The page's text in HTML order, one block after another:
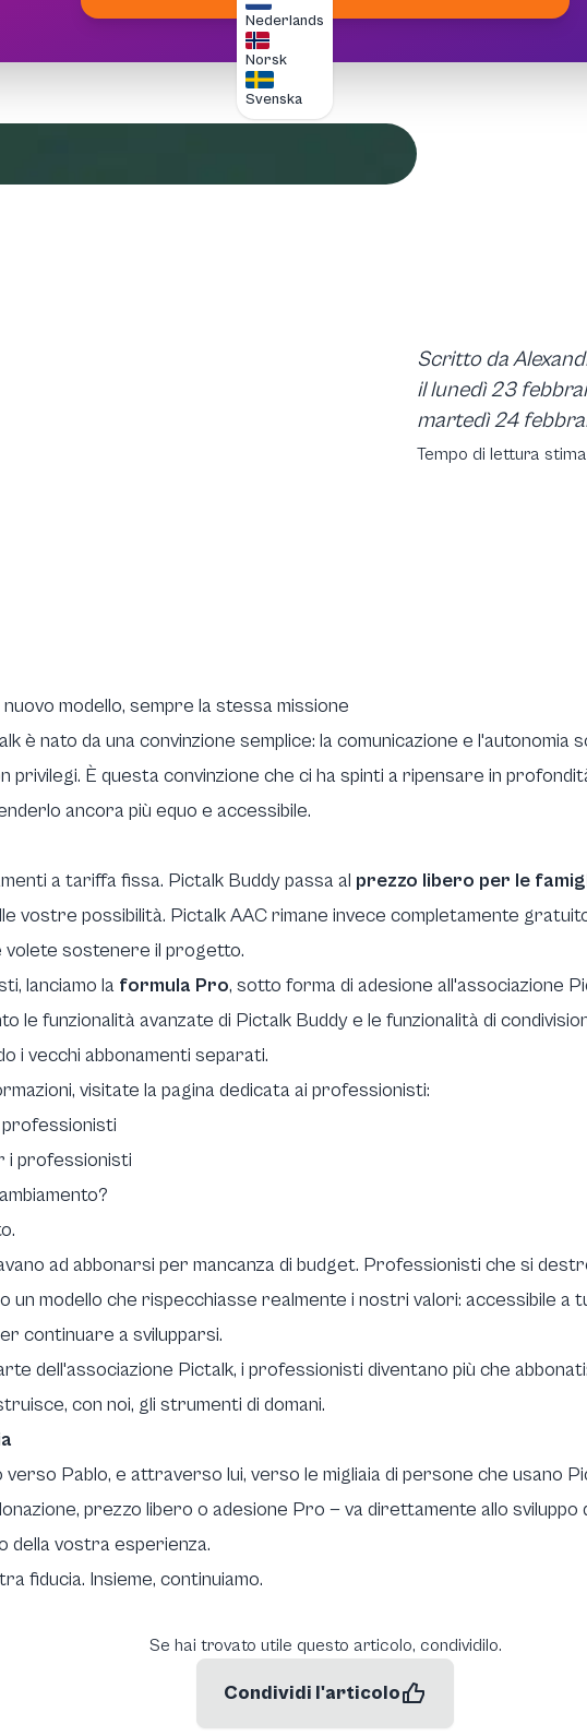
Nederlands
Norsk
Svenska
Scritto da
il lunedì 23
martedì 24
Tempo di lettura
modello, sempre la stessa missione
è nato da una convinzione semplice: la comunicazione e l'autonomia
privilegi. È questa convinzione che ci ha spinti a ripensare in
ancora più equo e accessibile.
a tariffa fissa. Pictalk Buddy passa al prezzo libero per le
vostre possibilità. Pictalk AAC rimane invece completamente
volete sostenere il progetto.
lanciamo la formula Pro, sotto forma di adesione all'associazione
le funzionalità avanzate di Pictalk Buddy e le funzionalità di
i vecchi abbonamenti separati.
visitate la pagina dedicata ai professionisti:
professionisti
i professionisti
ad abbonarsi per mancanza di budget. Professionisti che si
un modello che rispecchiasse realmente i nostri valori: accessibile a
continuare a svilupparsi.
dell'associazione Pictalk, i professionisti diventano più che
con noi, gli strumenti di domani.
verso Pablo, e attraverso lui, verso le migliaia di persone che usano
prezzo libero o adesione Pro — va direttamente allo sviluppo
della vostra esperienza.
fiducia. Insieme, continuiamo.
Se hai trovato utile questo articolo, condividilo.
Condividi l'articolo